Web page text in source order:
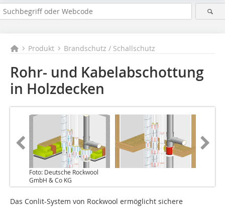
Produkt Brandschutz / Schallschutz
Rohr- und Kabelabschottung
in Holzdecken
Foto: Deutsche Rockwool
GmbH & Co KG
Das Conlit-System von Rockwool ermöglicht sichere